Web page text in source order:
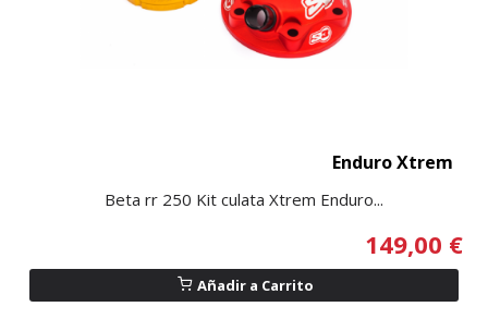
Enduro Xtrem
Beta rr 250 Kit culata Xtrem Enduro...
149,00 €
Añadir a Carrito